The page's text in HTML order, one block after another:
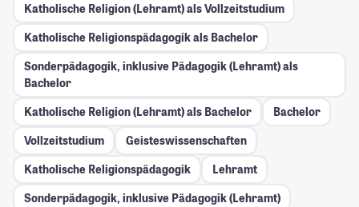
Katholische Religion (Lehramt) als Vollzeitstudium
Katholische Religionspädagogik als Bachelor
Sonderpädagogik, inklusive Pädagogik (Lehramt) als
Bachelor
Katholische Religion (Lehramt) als Bachelor
Bachelor
Vollzeitstudium
Geisteswissenschaften
Katholische Religionspädagogik
Lehramt
Sonderpädagogik, inklusive Pädagogik (Lehramt)